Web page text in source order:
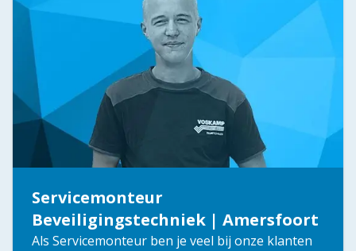
Servicemonteur
Beveiligingstechniek | Amersfoort
Als Servicemonteur ben je veel bij onze klanten